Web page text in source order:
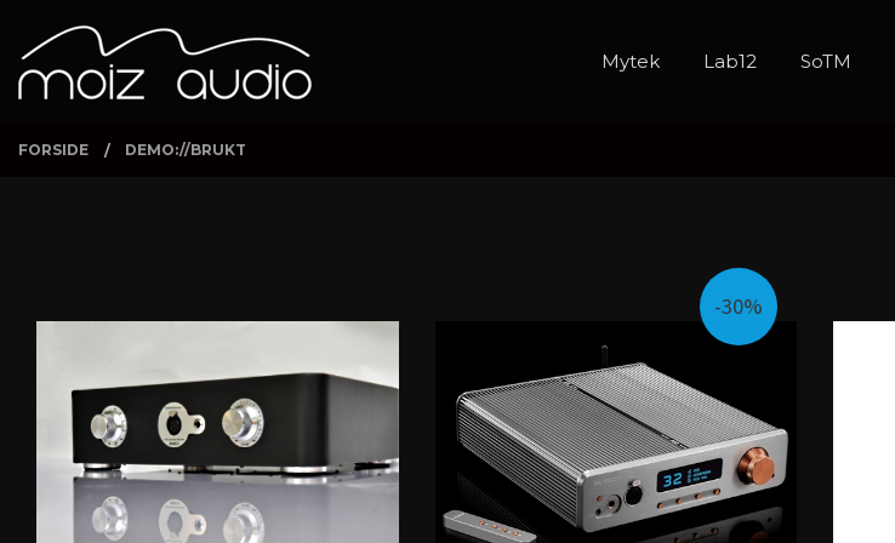
innholdet
PRODUKTER
Mytek Lab12 SoTM
FORSIDE DEMO://BRUKT
-30%